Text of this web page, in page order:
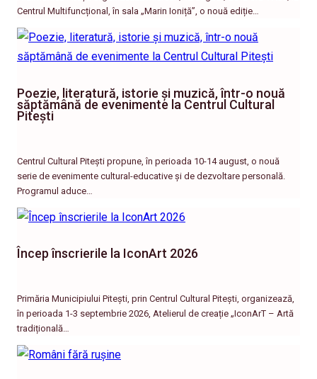
Centrul Multifuncțional, în sala „Marin Ioniță”, o nouă ediție…
Poezie, literatură, istorie și muzică, într-o nouă
săptămână de evenimente la Centrul Cultural
Pitești
Centrul Cultural Pitești propune, în perioada 10-14 august, o nouă
serie de evenimente cultural-educative și de dezvoltare personală.
Programul aduce…
Încep înscrierile la IconArt 2026
Primăria Municipiului Pitești, prin Centrul Cultural Pitești, organizează,
în perioada 1-3 septembrie 2026, Atelierul de creație „IconArT – Artă
tradițională…